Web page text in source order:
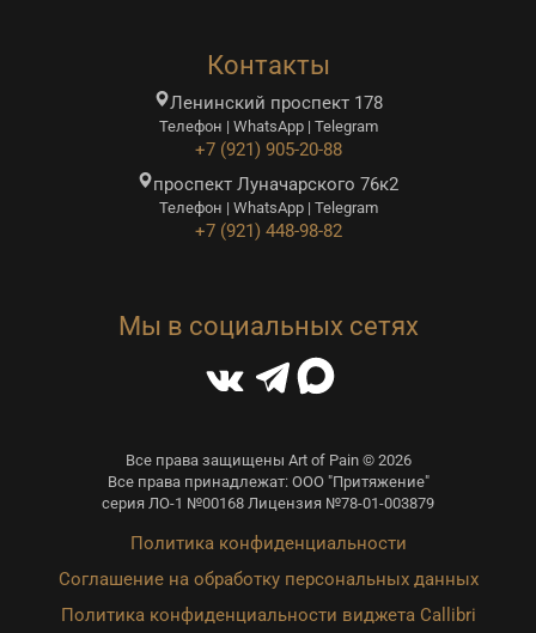
Контакты
Ленинский проспект 178
Телефон | WhatsApp | Telegram
+7 (921) 905-20-88
проспект Луначарского 76к2
Телефон | WhatsApp | Telegram
+7 (921) 448-98-82
Мы в социальных сетях
Все права защищены Art of Pain © 2026
Все права принадлежат: ООО "Притяжение"
серия ЛО-1 №00168 Лицензия №78-01-003879
Политика конфиденциальности
Соглашение на обработку персональных данных
Политика конфиденциальности виджета Callibri